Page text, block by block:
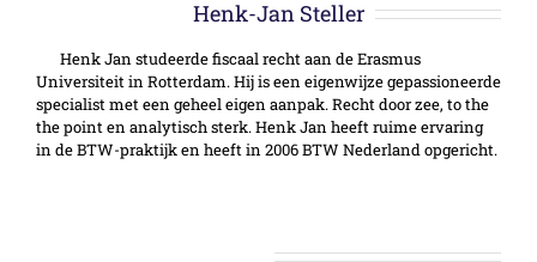
Henk-Jan Steller
Henk Jan studeerde fiscaal recht aan de Erasmus
Universiteit in Rotterdam. Hij is een eigenwijze gepassioneerde
specialist met een geheel eigen aanpak. Recht door zee, to the
the point en analytisch sterk. Henk Jan heeft ruime ervaring
in de BTW-praktijk en heeft in 2006 BTW Nederland opgericht.